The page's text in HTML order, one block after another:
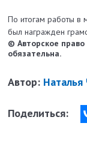
По итогам работы в
был награжден
© Авторское право
обязательна.
Автор:
Поделиться: